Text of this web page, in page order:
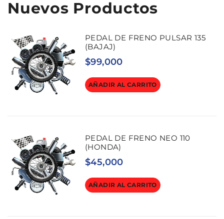
Nuevos Productos
PEDAL DE FRENO PULSAR 135
(BAJAJ)
$99,000
AÑADIR AL CARRITO
PEDAL DE FRENO NEO 110
(HONDA)
$45,000
AÑADIR AL CARRITO